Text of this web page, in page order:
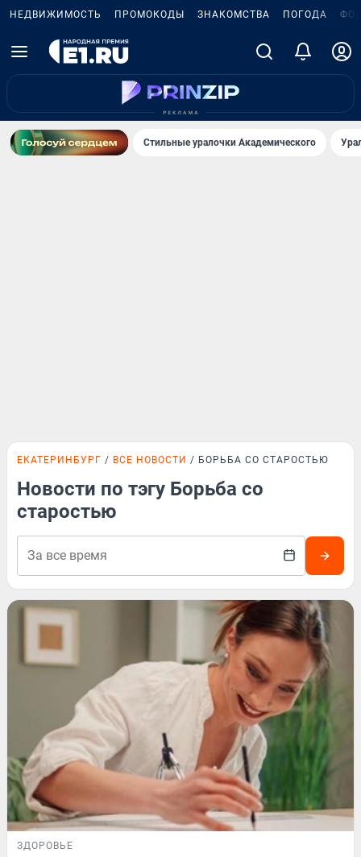
НЕДВИЖИМОСТЬ ПРОМОКОДЫ ЗНАКОМСТВА ПОГОДА
Стильные уралочки Академического
ЕКАТЕРИНБУРГ ВСЕ НОВОСТИ БОРЬБА СО СТАРОСТЬЮ
Новости по тэгу Борьба со
старостью
ЗДОРОВЬЕ